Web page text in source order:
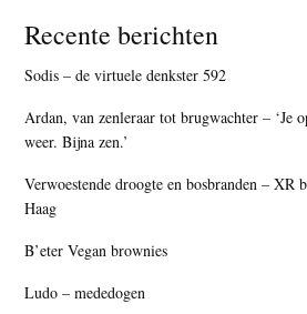
Recente berichten
Sodis – de virtuele denkster 592
Ardan, van zenleraar tot brugwachter – ‘Je
weer. Bijna zen.’
Verwoestende droogte en bosbranden –
Haag
B’eter Vegan brownies
Ludo – mededogen